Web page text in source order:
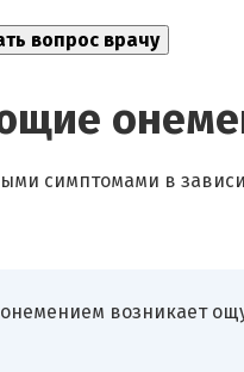
симптомами в
возникает